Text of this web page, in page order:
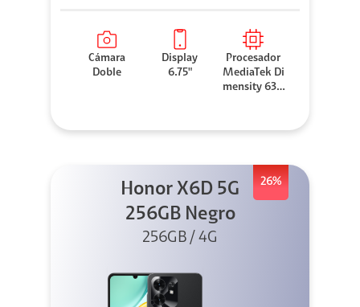
Cámara
Doble
Display
6.75"
Procesador
MediaTek Di
mensity 630
26%
Honor X6D 5G
256GB Negro
256GB / 4G